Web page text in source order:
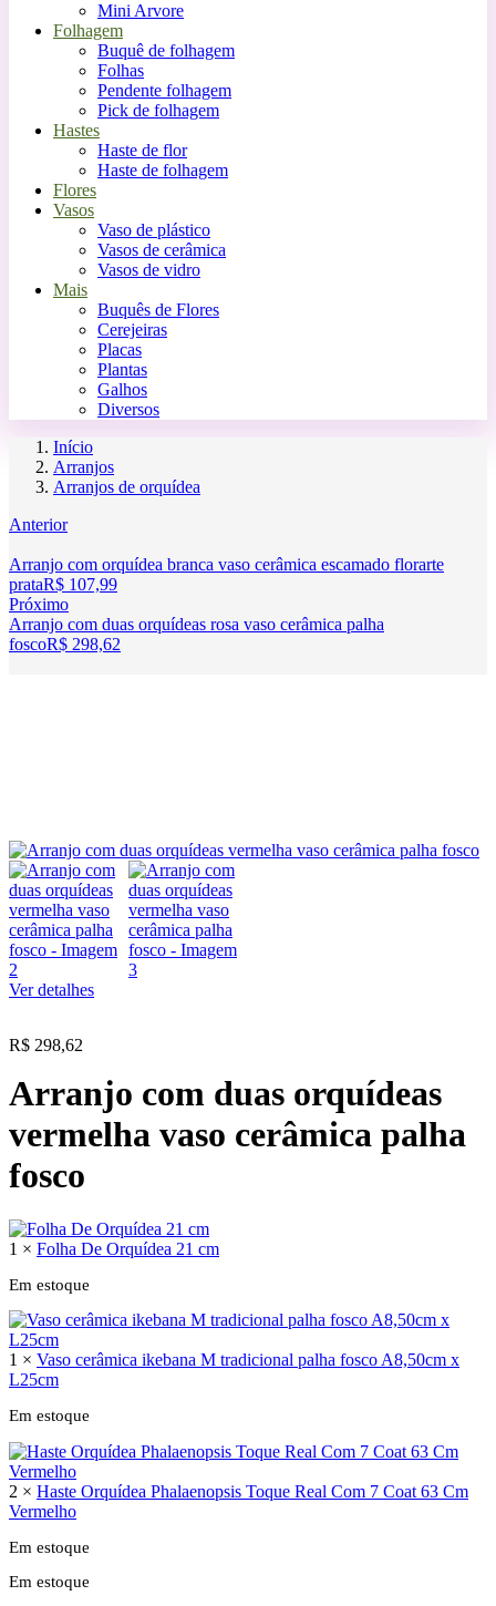
Mini Arvore
Folhagem
Buquê de folhagem
Folhas
Pendente folhagem
Pick de folhagem
Hastes
Haste de flor
Haste de folhagem
Flores
Vasos
Vaso de plástico
Vasos de cerâmica
Vasos de vidro
Mais
Buquês de Flores
Cerejeiras
Placas
Plantas
Galhos
Diversos
Início
Arranjos
Arranjos de orquídea
Anterior
Arranjo com orquídea branca vaso cerâmica escamado florarte
prataR$ 107,99
Próximo
Arranjo com duas orquídeas rosa vaso cerâmica palha
foscoR$ 298,62
Ver detalhes
R$ 298,62
Arranjo com duas orquídeas
vermelha vaso cerâmica palha
fosco
1 × Folha De Orquídea 21 cm
Em estoque
1 × Vaso cerâmica ikebana M tradicional palha fosco A8,50cm x
L25cm
Em estoque
2 × Haste Orquídea Phalaenopsis Toque Real Com 7 Coat 63 Cm
Vermelho
Em estoque
Em estoque